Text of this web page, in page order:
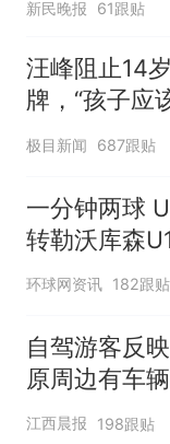
新民晚报 61跟贴
汪峰阻止14
牌，“孩子应
不易”，称自
极目新闻 687跟贴
一分钟两球
转勒沃库森
环球网资讯 182跟贴
自驾游客反
原周边有车
修理店铺换
江西晨报 198跟贴